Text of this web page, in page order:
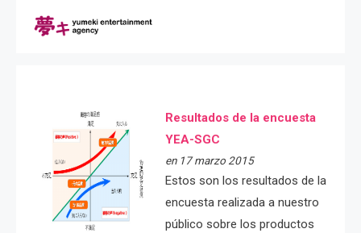
Resultados de la encuesta
YEA-SGC
en 17 marzo 2015
Estos son los resultados de la
encuesta realizada a nuestro
público sobre los productos